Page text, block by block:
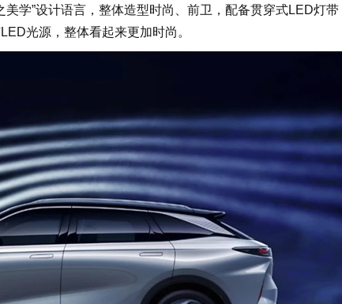
”设计语言，整体造型时尚、前卫，配备贯穿式LED灯带
光源，整体看起来更加时尚。